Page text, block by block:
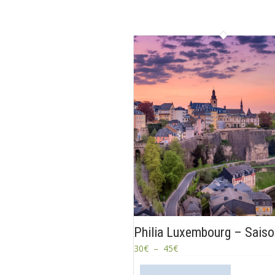
Philia Luxembourg –
30€ – 45€